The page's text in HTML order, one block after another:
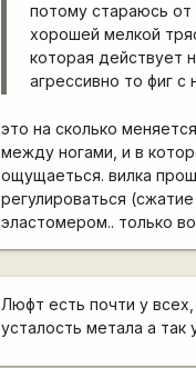
потому стараюсь от
хорошей мелкой
которая действует
агрессивно то фиг
это на сколько
между ногами, и в
ощущаеться. вилка
регулироваться
эластомером.. только
Люфт есть почти у
усталость метала а так